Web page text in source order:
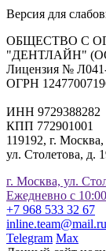
Версия для
ОБЩЕСТВО С
"ДЕНТЛАЙН"
Лицензия №
ОГРН
ИНН 9729388282
КПП 772901001
119192, г.
ул. Столетова, д.
г. Москва, ул.
Ежедневно с
+7 968 533 32 67
inline.team@mail.ru
Telegram Max